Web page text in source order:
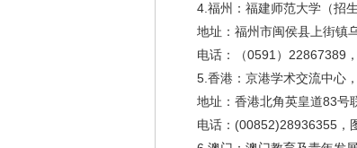
4.福州：福建师范大学（招
地址：福州市闽侯县上街镇
电话：（0591）22867389
5.香港：京港学术交流中心
地址：香港北角英皇道83号
电话：(00852)28936355，